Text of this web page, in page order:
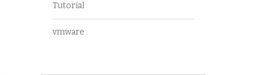
Tutorial
vmware